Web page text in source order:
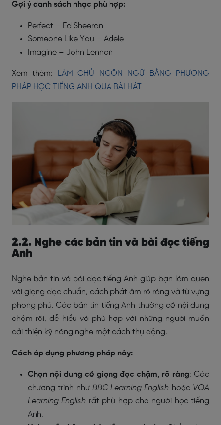
Gợi ý danh sách nhạc phù hợp:
Perfect – Ed Sheeran
Someone Like You – Adele
Imagine – John Lennon
Xem thêm:
LÀM CHỦ NGÔN NGỮ BẰNG PHƯƠNG
PHÁP HỌC TIẾNG ANH QUA BÀI HÁT
2.2. Nghe các bản tin và bài đọc tiếng
Anh
Nghe bản tin và bài đọc tiếng Anh giúp bạn làm quen
với giọng đọc chuẩn, cách phát âm rõ ràng và từ vựng
phong phú. Các bản tin tiếng Anh thường có nội dung
chậm rãi, dễ hiểu và phù hợp với những người muốn
cải thiện kỹ năng nghe một cách thụ động.
Cách áp dụng phương pháp này:
Chọn nội dung có giọng đọc chậm, rõ ràng: Các
chương trình như BBC Learning English hoặc VOA
Learning English rất phù hợp cho người học tiếng
Anh.